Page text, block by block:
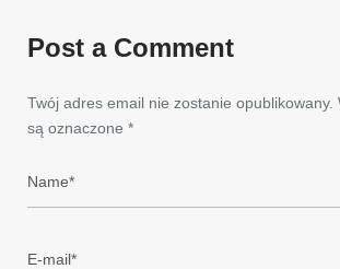
Post a Comment
Twój adres email nie zostanie opublikowany.
są oznaczone *